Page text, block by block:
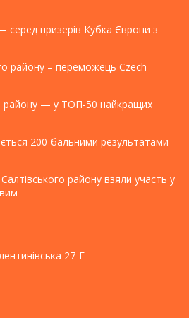
призерів Кубка Європи з
району – переможець Czech
району — у ТОП-50 найкращих
200-бальними результатами
району взяли участь у
27-Г